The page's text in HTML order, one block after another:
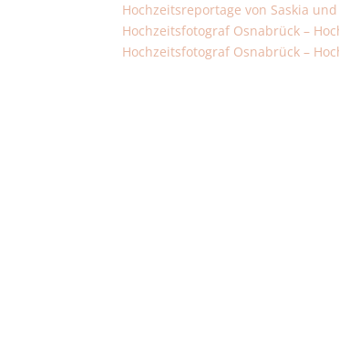
Hochzeitsreportage von Saskia
Hochzeitsfotograf Osnabrück –
Hochzeitsfotograf Osnabrück –